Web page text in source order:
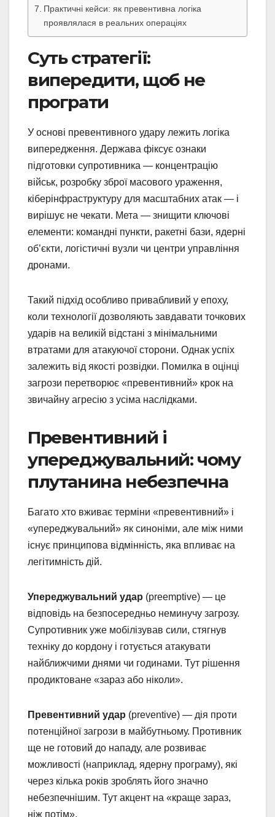
Практичні кейси: як превентивна логіка
проявлялася в реальних операціях
Суть стратегії:
випередити, щоб не
програти
У основі превентивного удару лежить логіка
випередження. Держава фіксує ознаки
підготовки супротивника — концентрацію
військ, розробку зброї масового ураження,
кіберінфраструктуру для масштабних атак — і
вирішує не чекати. Мета — знищити ключові
елементи: командні пункти, ракетні бази, ядерні
об’єкти, логістичні вузли чи центри управління
дронами.
Такий підхід особливо привабливий у епоху,
коли технології дозволяють завдавати точкових
ударів на великій відстані з мінімальними
втратами для атакуючої сторони. Однак успіх
залежить від якості розвідки. Помилка в оцінці
загрози перетворює «превентивний» крок на
звичайну агресію з усіма наслідками.
Превентивний і
упереджувальний: чому
плутанина небезпечна
Багато хто вживає терміни «превентивний» і
«упереджувальний» як синоніми, але між ними
існує принципова відмінність, яка впливає на
легітимність дій.
Упереджувальний удар (preemptive) — це
відповідь на безпосередньо неминучу загрозу.
Супротивник уже мобілізував сили, стягнув
техніку до кордону і готується атакувати
найближчими днями чи годинами. Тут рішення
продиктоване «зараз або ніколи».
Превентивний удар (preventive) — дія проти
потенційної загрози в майбутньому. Противник
ще не готовий до нападу, але розвиває
можливості (наприклад, ядерну програму), які
через кілька років зроблять його значно
небезпечнішим. Тут акцент на «краще зараз,
ніж потім».